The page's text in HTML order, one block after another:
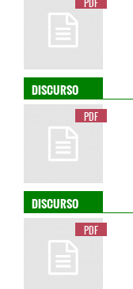
DISCURSO
PDF
DISCURSO
PDF